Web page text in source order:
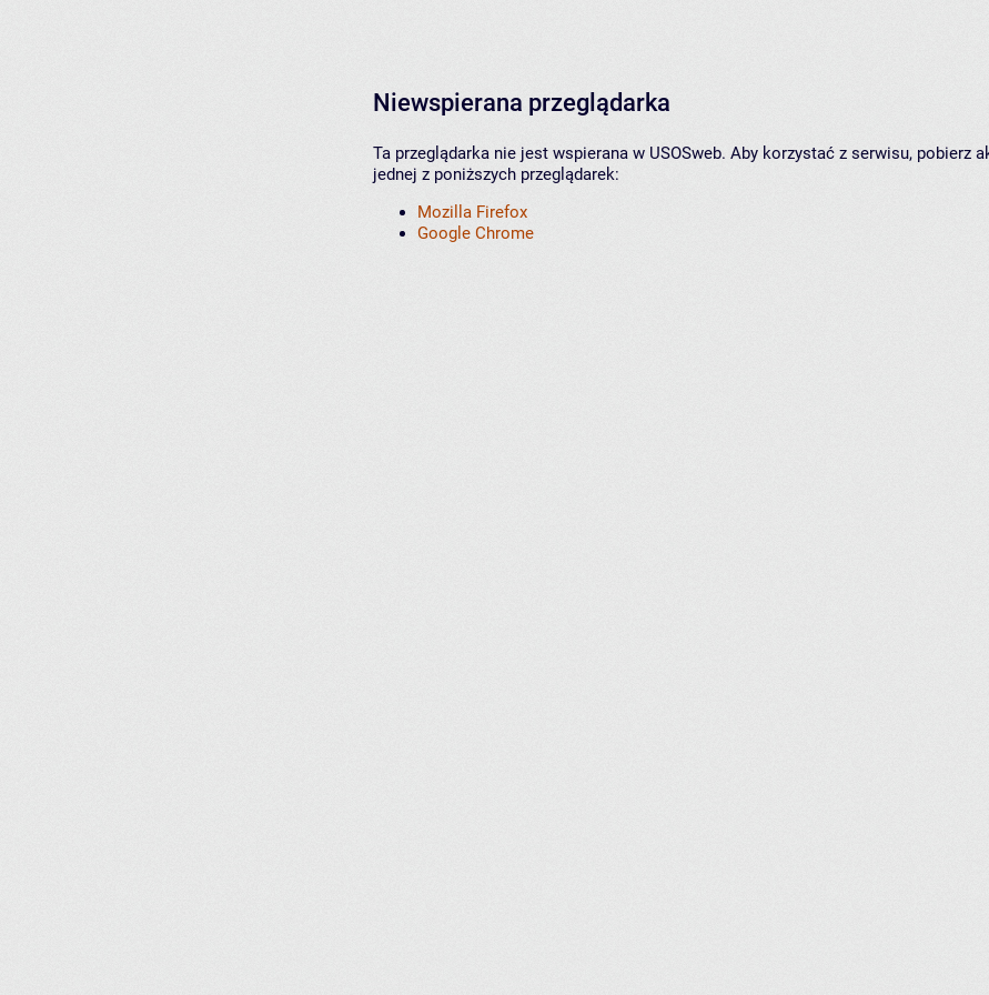
Niewspierana przeglądarka
Ta przeglądarka nie jest wspierana w USOSweb. Aby korzystać z serwisu, pobierz
jednej z poniższych przeglądarek:
Mozilla Firefox
Google Chrome